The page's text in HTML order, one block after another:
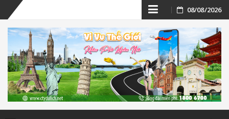
Skip
to
content
08/08/2026